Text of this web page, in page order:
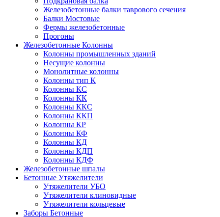
Железобетонные балки таврового сечения
Балки Мостовые
Фермы железобетонные
Прогоны
Железобетонные Колонны
Колонны промышленных зданий
Несущие колонны
Монолитные колонны
Колонны тип К
Колонны КС
Колонны КК
Колонны ККС
Колонны ККП
Колонны КР
Колонны КФ
Колонны КД
Колонны КДП
Колонны КДФ
Железобетонные шпалы
Бетонные Утяжелители
Утяжелители УБО
Утяжелители клиновидные
Утяжелители кольцевые
Заборы Бетонные